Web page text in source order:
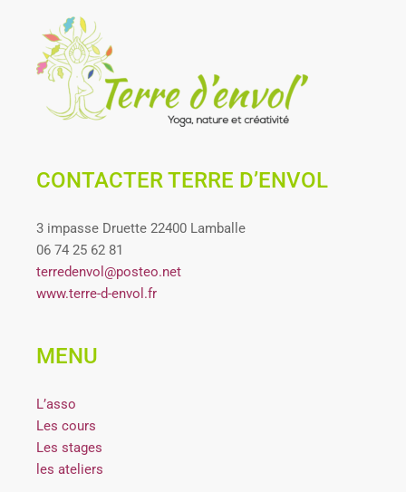
CONTACTER TERRE D’ENVOL
3 impasse Druette 22400 Lamballe
06 74 25 62 81
terredenvol@posteo.net
www.terre-d-envol.fr
MENU
L’asso
Les cours
Les stages
les ateliers